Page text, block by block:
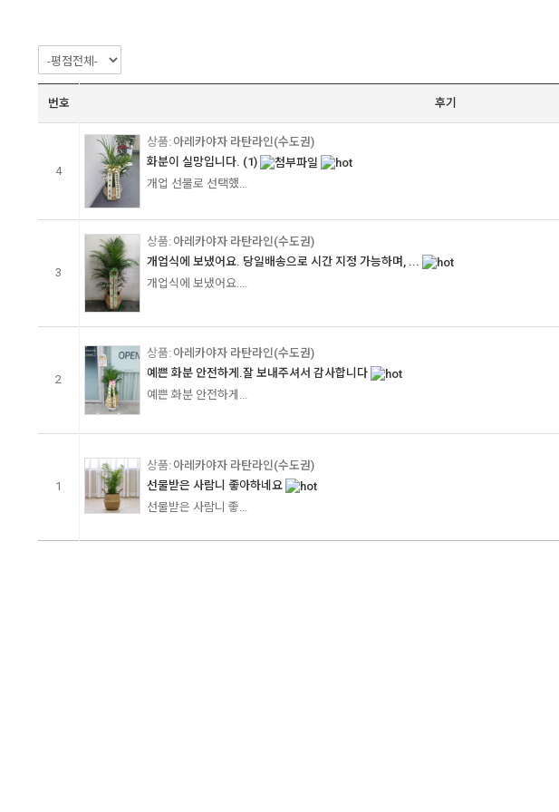
번호 후기
4
아레카야자 라탄라인(수도권)
화분이 실망입니다. (1)
개업 선물로 선택했...
3
아레카야자 라탄라인(수도권)
개업식에 보냈어요. 당일배송으로 시간 지정 가능하며, ...
개업식에 보냈어요....
2
아레카야자 라탄라인(수도권)
예쁜 화분 안전하게.잘 보내주셔서 감사합니다
예쁜 화분 안전하게...
1
아레카야자 라탄라인(수도권)
선물받은 사람니 좋아하네요
선물받은 사람니 좋...